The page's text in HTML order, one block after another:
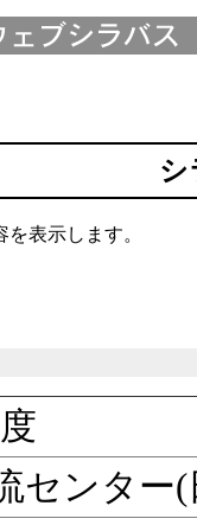
シ
表示します。
センター